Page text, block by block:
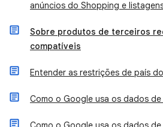
anúncios do Shopping e
Sobre produtos de terceiros
compatíveis
Entender as restrições de país
Como o Google usa os dados